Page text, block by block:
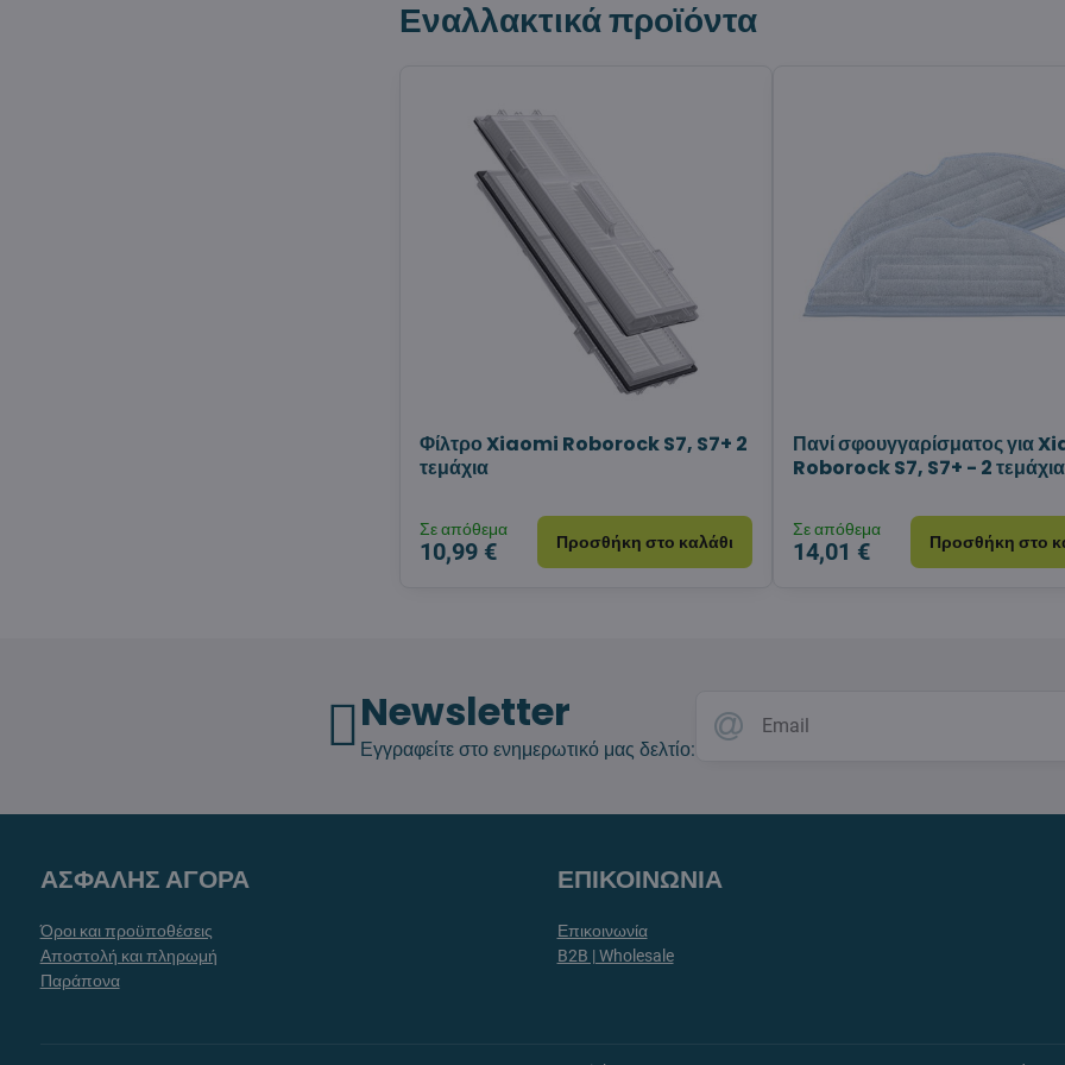
Εναλλακτικά προϊόντα
Φίλτρο Xiaomi Roborock S7, S7+ 2
τεμάχια
Σε απόθεμα
10,99 € Προσθήκη στο καλάθι
Πανί σφουγγαρίσματος για
Roborock S7, S7+ - 2 τεμάχια
Σε απόθεμα
14,01 € Προσθήκη στο
Newsletter
Εγγραφείτε στο ενημερωτικό μας δελτίο:
ΑΣΦΑΛΗΣ ΑΓΟΡΑ
Όροι και προϋποθέσεις
Αποστολή και πληρωμή
Παράπονα
ΕΠΙΚΟΙΝΩΝΙΑ
Επικοινωνία
B2B | Wholesale